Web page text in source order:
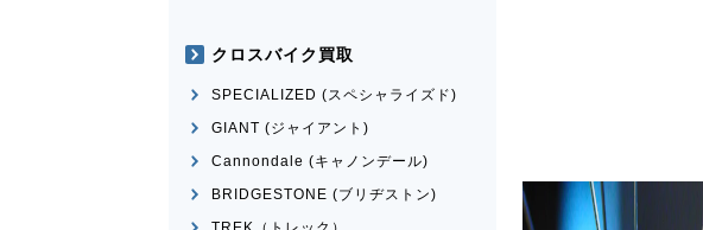
クロスバイク買取
SPECIALIZED (スペシャライズド)
GIANT (ジャイアント)
Cannondale (キャノンデール)
BRIDGESTONE (ブリヂストン)